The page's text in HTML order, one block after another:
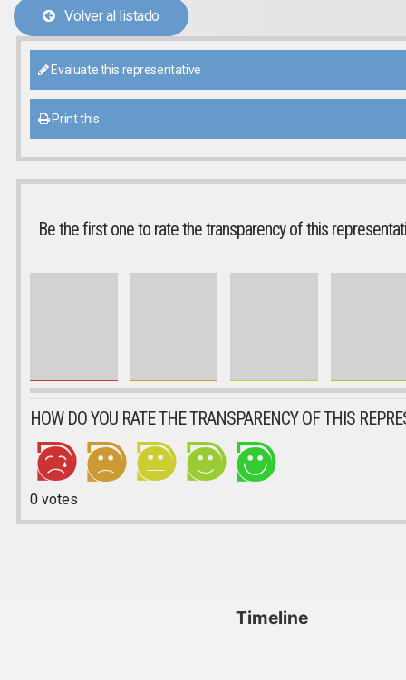
Volver al listado
Evaluate this representative
Print this
Be the first one to rate the transparency of this
HOW DO YOU RATE THE TRANSPARENCY OF THIS
0votes
Timeline